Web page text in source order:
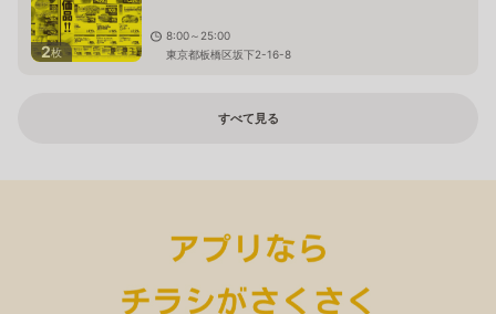
2枚
8:00～25:00
東京都板橋区坂下2-16-8
すべて見る